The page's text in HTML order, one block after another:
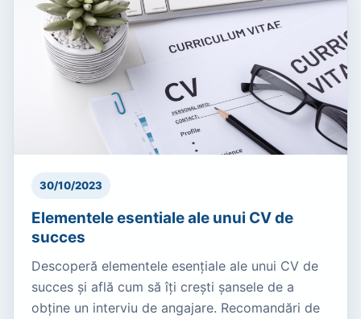
30/10/2023
Elementele esentiale ale unui CV de
succes
Descoperă elementele esențiale ale unui CV de
succes și află cum să îți crești șansele de a
obține un interviu de angajare. Recomandări de